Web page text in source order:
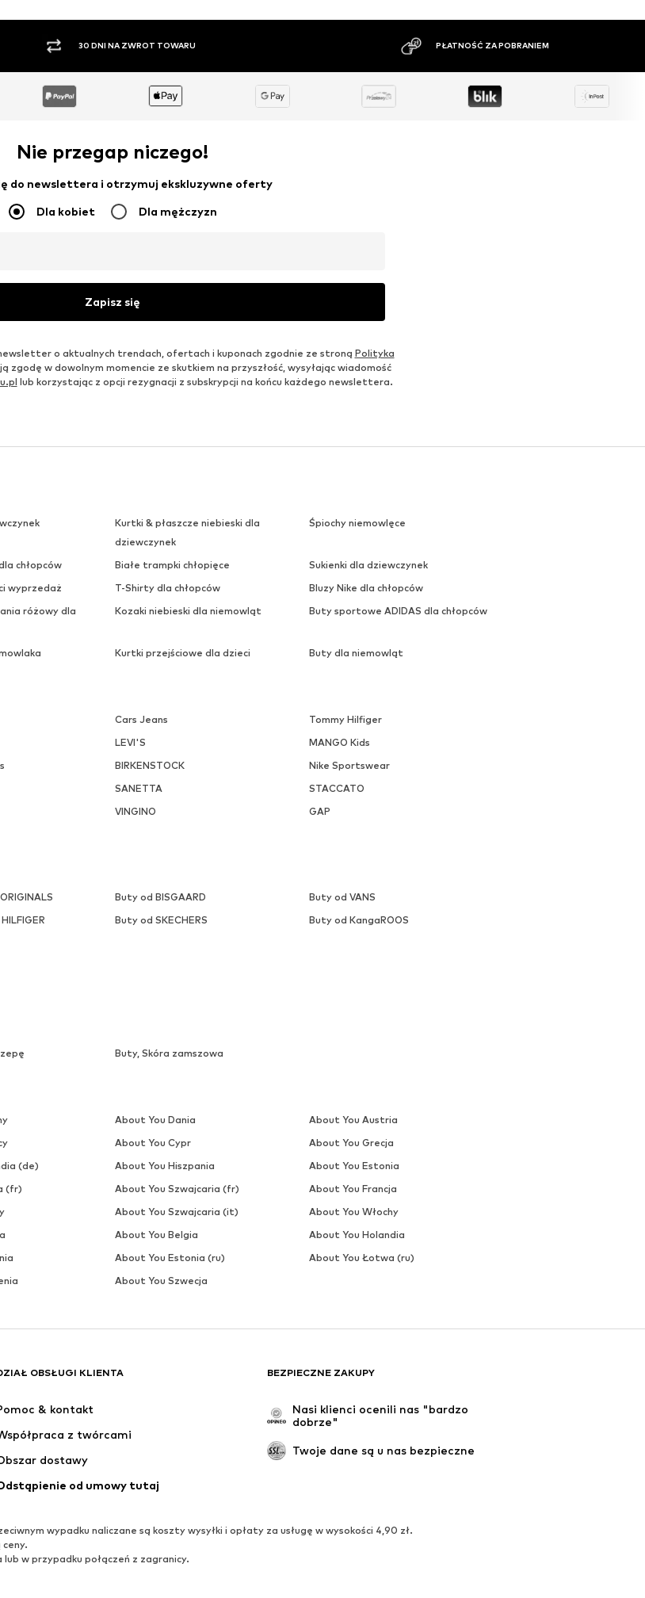
PŁATNOŚĆ ZA POBRANIEM DUŻY ASORTYMENT
Nie przegap niczego!
do newslettera i otrzymuj ekskluzywne oferty
Dla kobiet Dla mężczyzn
Zapisz się
o aktualnych trendach, ofertach i kuponach zgodnie ze stroną Polityka
zgodę w dowolnym momencie ze skutkiem na przyszłość, wysyłając wiadomość
lub korzystając z opcji rezygnacji z subskrypcji na końcu każdego newslettera.
Kurtki & płaszcze niebieski dla
dziewczynek
Śpiochy niemowlęce
chłopców Białe trampki chłopięce
Sukienki dla dziewczynek
wyprzedaż T-Shirty dla chłopców
Bluzy Nike dla chłopców
różowy dla
Kozaki niebieski dla niemowląt Buty sportowe ADIDAS dla chłopców
Kurtki przejściowe dla dzieci Buty dla niemowląt
Cars Jeans
Tommy Hilfiger
LEVI'S
MANGO Kids
BIRKENSTOCK
Nike Sportswear
SANETTA
STACCATO
VINGINO GAP
OBSŁUGI KLIENTA
& kontakt
z twórcami
dostawy
od umowy tutaj
BEZPIECZNE ZAKUPY
Nasi klienci ocenili nas "bardzo
dobrze"
Twoje dane są u nas bezpieczne
wypadku naliczane są koszty wysyłki i opłaty za usługę w wysokości 4,90 zł.
w przypadku połączeń z zagranicy.
Buty od BISGAARD
Buty od VANS
Buty od SKECHERS Buty od KangaROOS
Buty, Skóra zamszowa
About You Dania
About You Austria
About You Cypr
About You Grecja
(de) About You Hiszpania
About You Estonia
(fr) About You Szwajcaria (fr)
About You Francja
About You Szwajcaria (it)
About You Włochy
About You Belgia
About You Holandia
About You Estonia (ru)
About You Łotwa (ru)
About You Szwecja